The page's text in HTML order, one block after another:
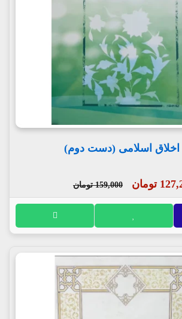
اخلاق اسلامی (دست دوم)
تومان 159,000 تومان